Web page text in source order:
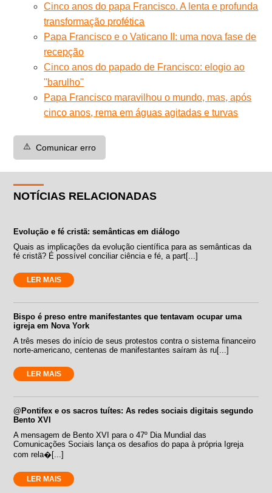
Cinco anos do papa Francisco. A lenta e profunda
transformação profética
Papa Francisco e o Vaticano II: uma nova fase de
recepção
Cinco anos do papado de Francisco: elogio ao
''barulho''
Papa Francisco maravilhou o mundo, mas, após
cinco anos, rema em águas agitadas e turvas
⚠️ Comunicar erro
NOTÍCIAS RELACIONADAS
Evolução e fé cristã: semânticas em diálogo
Quais as implicações da evolução científica para as semânticas da
fé cristã? É possível conciliar ciência e fé, a part[...]
LER MAIS
Bispo é preso entre manifestantes que tentavam ocupar uma
igreja em Nova York
A três meses do início de seus protestos contra o sistema financeiro
norte-americano, centenas de manifestantes saíram às ru[...]
LER MAIS
@Pontifex e os sacros tuítes: As redes sociais digitais segundo
Bento XVI
A mensagem de Bento XVI para o 47º Dia Mundial das
Comunicações Sociais lança os desafios do papa à própria Igreja
com rela�[...]
LER MAIS